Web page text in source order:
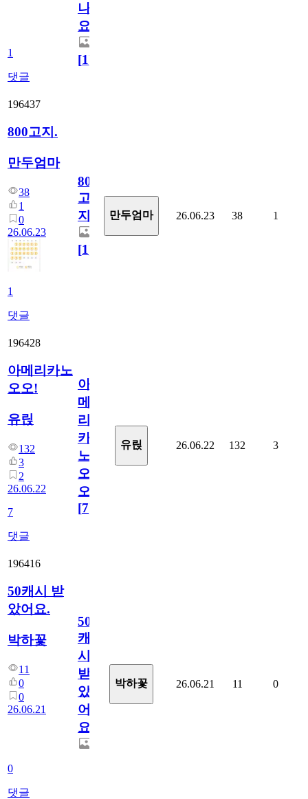
1
댓글
나
요)
[1]
196437
800고지.
만두엄마
38
1
0
26.06.23
1
댓글
800
고
지.
[1]
만두엄마 26.06.23 38 1
196428
아메리카노
오오!
유릱
132
3
2
26.06.22
7
댓글
아
메
리
카
노
오
오!
[7]
유릱 26.06.22 132 3
196416
50캐시 받
았어요.
박하꽃
11
0
0
26.06.21
0
댓글
50
캐
시
받
았
어
요.
박하꽃 26.06.21 11 0